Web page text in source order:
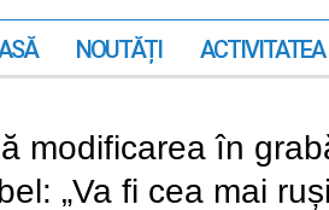
NOUTĂȚI ACTIVITATEA
modificarea în
„Va fi cea mai